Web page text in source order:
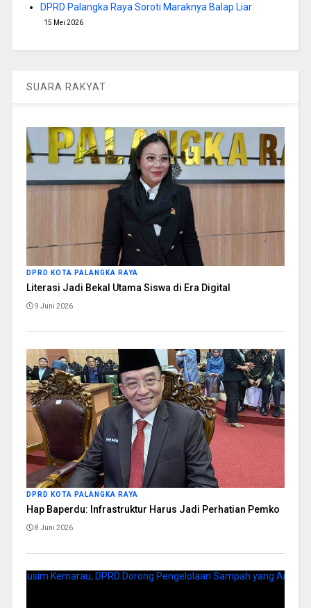
DPRD Palangka Raya Soroti Maraknya Balap Liar
15 Mei 2026
SUARA RAKYAT
DPRD KOTA PALANGKA RAYA
Literasi Jadi Bekal Utama Siswa di Era Digital
9 Juni 2026
DPRD KOTA PALANGKA RAYA
Hap Baperdu: Infrastruktur Harus Jadi Perhatian Pemko
8 Juni 2026